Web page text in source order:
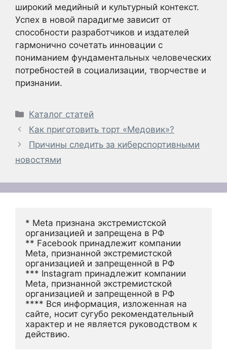
широкий медийный и культурный контекст.
Успех в новой парадигме зависит от
способности разработчиков и издателей
гармонично сочетать инновации с
пониманием фундаментальных человеческих
потребностей в социализации, творчестве и
признании.
Рубрики
Каталог статей
Как приготовить торт «Медовик»?
Причины следить за киберспортивными
новостями
* Meta признана экстремистской
организацией и запрещена в РФ
** Facebook принадлежит компании
Meta, признанной экстремистской
организацией и запрещенной в РФ
*** Instagram принадлежит компании
Meta, признанной экстремистской
организацией и запрещенной в РФ
**** Вся информация, изложенная на
сайте, носит сугубо рекомендательный
характер и не является руководством к
действию.